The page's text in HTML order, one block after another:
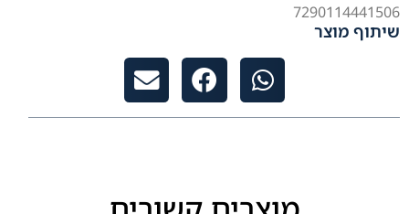
7290114441506
שיתוף מוצר